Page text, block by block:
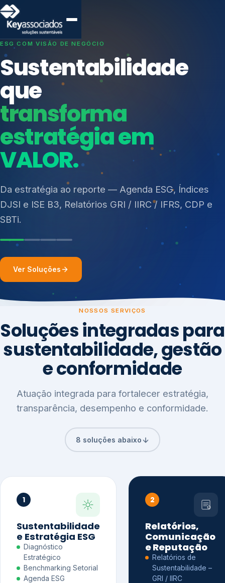
SISTEMAS DE GESTÃO OTIMIZADOS E INTEGRADOS
Conformidade que
protege seu
negócio.
Consultoria, auditoria e treinamentos em ISO 27001,
ISO 27701, ISO 42001, ISO 37001, ISO 9001, ISO
14001, ISO 45001, ONA e PNQ — Gestão de
resíduos sólidos (PGRS/PMGRS).
Índices de Mercado
Mudanças Climáticas
Reputação e Cadeia
Reporte Regulatório
Ver Soluções
NOSSOS SERVIÇOS
Soluções integradas para
sustentabilidade, gestão
e conformidade
Atuação integrada para fortalecer estratégia,
transparência, desempenho e conformidade.
8 soluções abaixo
1
Sustentabilidade
e Estratégia ESG
Diagnóstico
Estratégico
Benchmarking Setorial
Agenda ESG
2
Relatórios,
Comunicação
e Reputação
Relatórios de
Sustentabilidade –
GRI / IIRC